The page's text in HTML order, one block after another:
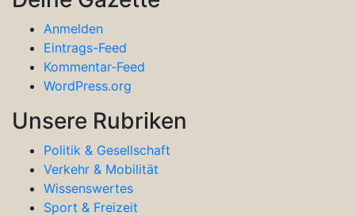
Anmelden
Eintrags-Feed
Kommentar-Feed
WordPress.org
Unsere Rubriken
Politik & Gesellschaft
Verkehr & Mobilität
Wissenswertes
Sport & Freizeit